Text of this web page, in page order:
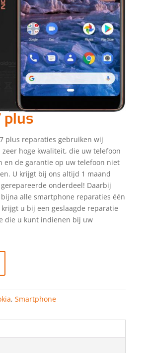
plus
plus reparaties gebruiken wij
hoge kwaliteit, die uw telefoon
en de garantie op uw telefoon niet
U krijgt bij ons altijd 1 maand
onderdeel! Daarbij
alle smartphone reparaties één
u bij een geslaagde reparatie
die u kunt indienen bij uw
, Smartphone